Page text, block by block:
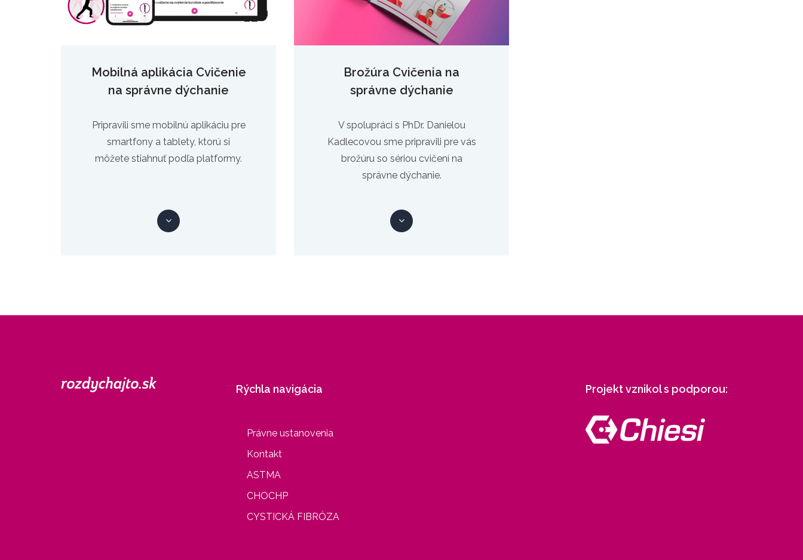
Mobilná aplikácia Cvičenie
na správne dýchanie
Pripravili sme mobilnú aplikáciu pre
smartfony a tablety, ktorú si
môžete stiahnuť podľa platformy.
Brožúra Cvičenia na
správne dýchanie
V spolupráci s PhDr. Danielou
Kadlecovou sme pripravili pre vás
brožúru so sériou cvičení na
správne dýchanie.
Rýchla navigácia
Právne ustanovenia
Kontakt
ASTMA
CHOCHP
CYSTICKÁ FIBRÓZA
Projekt vznikol s podporou: